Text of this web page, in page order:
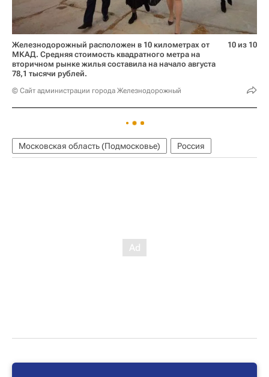
Железнодорожный расположен в 10 километрах от
МКАД. Средняя стоимость квадратного метра на
вторичном рынке жилья составила на начало августа
78,1 тысячи рублей.
© Сайт администрации города Железнодорожный
10 из 10
Московская область (Подмосковье) Россия